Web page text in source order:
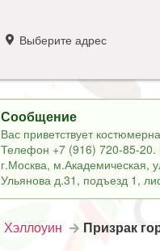
Выберите адрес
Сообщение
Вас приветствует
Телефон +7 (916) 720-85-
г.Москва, м.Академическая,
Ульянова д.31, подъезд 1,
Хэллоуин Призрак